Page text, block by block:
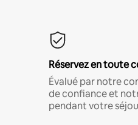
Réservez en toute
Évalué par notre
de confiance et
pendant votre